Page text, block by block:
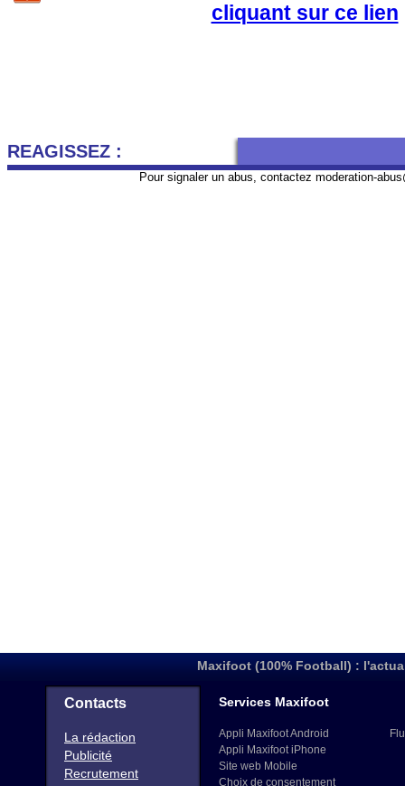
cliquant sur ce lien
REAGISSEZ :
Pour signaler un abus, contactez moderation-
Maxifoot (100% Football) :
Contacts
La rédaction
Publicité
Recrutement
Services Maxifoot
Appli Maxifoot Android
Appli Maxifoot iPhone
Site web Mobile
Choix de consentement